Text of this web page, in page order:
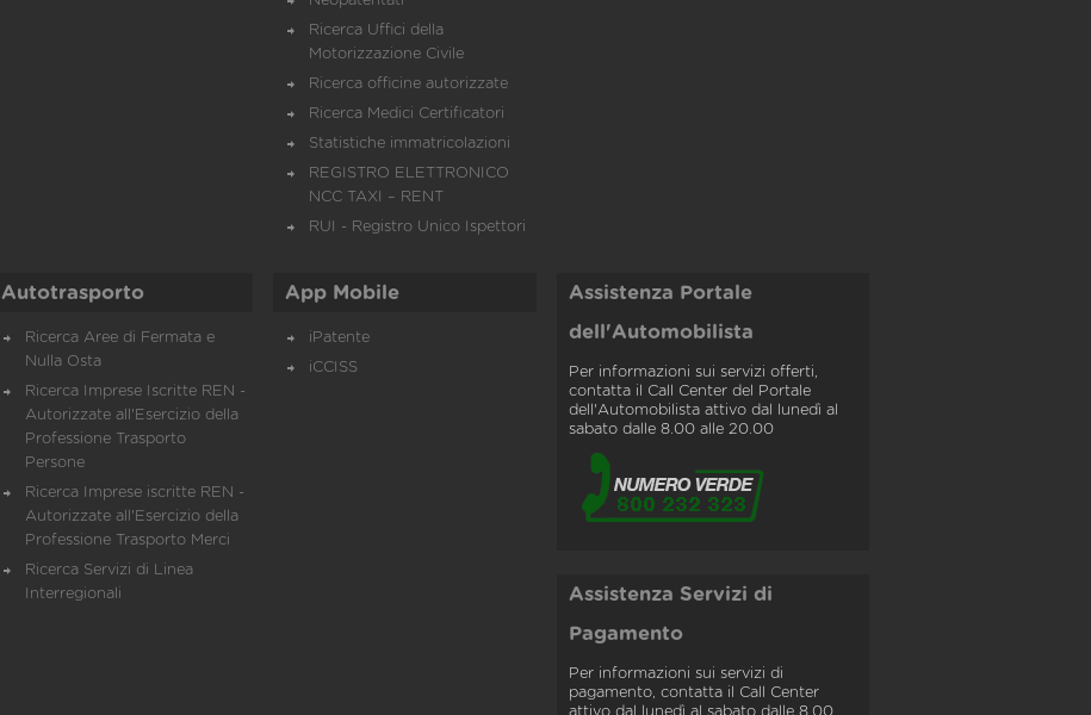
Ricerca Uffici della
Motorizzazione Civile
Ricerca officine autorizzate
Ricerca Medici Certificatori
Statistiche immatricolazioni
REGISTRO ELETTRONICO
NCC TAXI – RENT
RUI - Registro Unico Ispettori
Autotrasporto
Ricerca Aree di Fermata e
Nulla Osta
Ricerca Imprese Iscritte REN -
Autorizzate all'Esercizio della
Professione Trasporto
Persone
Ricerca Imprese iscritte REN -
Autorizzate all'Esercizio della
Professione Trasporto Merci
Ricerca Servizi di Linea
Interregionali
App Mobile
iPatente
iCCISS
Assistenza Portale
dell'Automobilista
Per informazioni sui servizi offerti,
contatta il Call Center del Portale
dell'Automobilista attivo dal lunedì al
sabato dalle 8.00 alle 20.00
Assistenza Servizi di
Pagamento
Per informazioni sui servizi di
pagamento, contatta il Call Center